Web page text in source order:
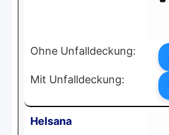
Ohne Unfalldeckung:
Mit Unfalldeckung:
Helsana